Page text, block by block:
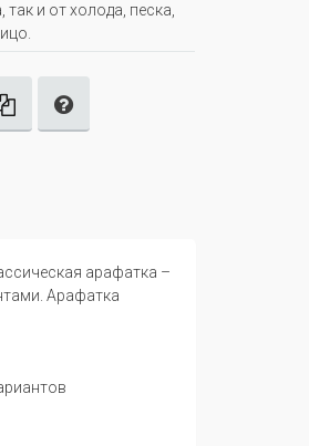
и от холода, песка,
арафатка –
Арафатка